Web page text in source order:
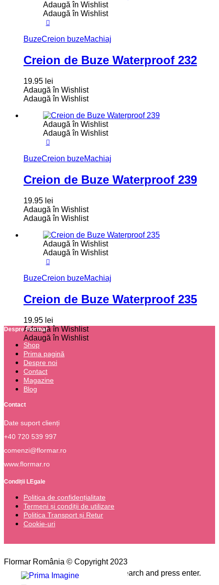
Adaugă în Wishlist
Adaugă în Wishlist
BuzeCreion buzeMachiaj
Creion de Buze Waterproof 232
19.95 lei
Adaugă în Wishlist
Adaugă în Wishlist
Adaugă în Wishlist
Adaugă în Wishlist
BuzeCreion buzeMachiaj
Creion de Buze Waterproof 239
19.95 lei
Adaugă în Wishlist
Adaugă în Wishlist
Adaugă în Wishlist
Adaugă în Wishlist
BuzeCreion buzeMachiaj
Creion de Buze Waterproof 235
19.95 lei
Adaugă în Wishlist
Adaugă în Wishlist
Despre Flormar
Shop
Prima pagină
Despre noi
Contact
Magazine
Blog
Contact
Date suport clienți
+40 720 539 997
comenzi@flormar.ro
www.flormar.ro
Condiții LEgale
Politica de confidențialitate
Termeni și condiții de utilizare
Politica Transport și Retur
Cookie-uri
Flormar România © Copyright 2023
Please type the word you want to search and press enter.